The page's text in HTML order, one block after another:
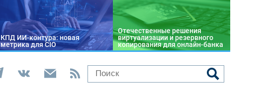
КПД ИИ-контура: новая
метрика для CIO
Отечественные решения
виртуализации и резервного
копирования для онлайн-банка